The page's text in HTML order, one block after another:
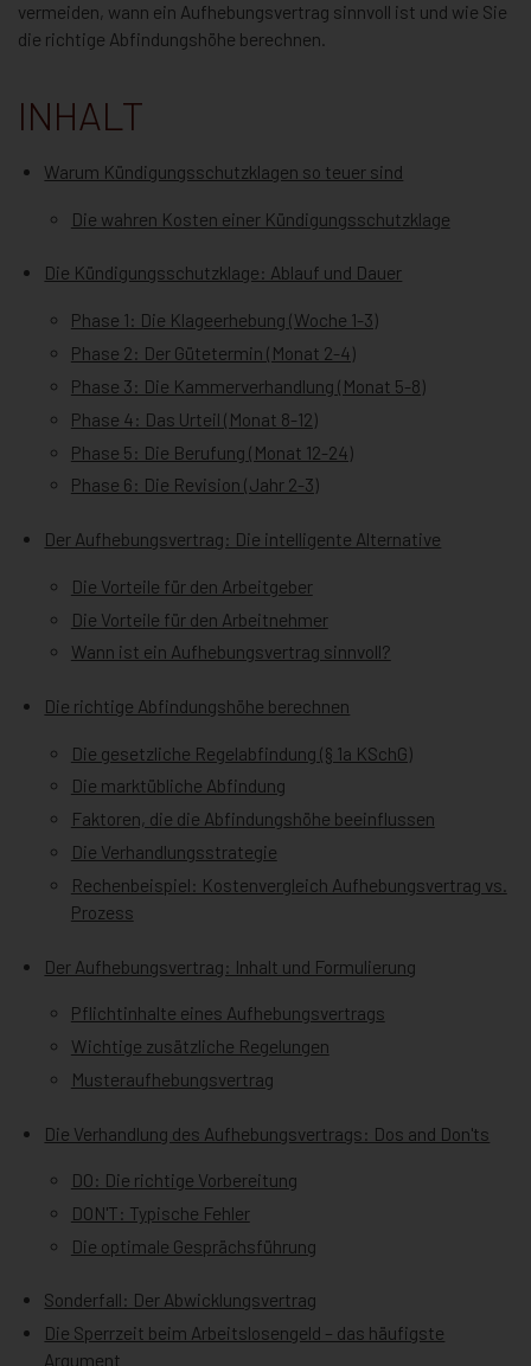
vermeiden, wann ein Aufhebungsvertrag sinnvoll ist und wie Sie
die richtige Abfindungshöhe berechnen.
INHALT
Warum Kündigungsschutzklagen so teuer sind
Die wahren Kosten einer Kündigungsschutzklage
Die Kündigungsschutzklage: Ablauf und Dauer
Phase 1: Die Klageerhebung (Woche 1-3)
Phase 2: Der Gütetermin (Monat 2-4)
Phase 3: Die Kammerverhandlung (Monat 5-8)
Phase 4: Das Urteil (Monat 8-12)
Phase 5: Die Berufung (Monat 12-24)
Phase 6: Die Revision (Jahr 2-3)
Der Aufhebungsvertrag: Die intelligente Alternative
Die Vorteile für den Arbeitgeber
Die Vorteile für den Arbeitnehmer
Wann ist ein Aufhebungsvertrag sinnvoll?
Die richtige Abfindungshöhe berechnen
Die gesetzliche Regelabfindung (§ 1a KSchG)
Die marktübliche Abfindung
Faktoren, die die Abfindungshöhe beeinflussen
Die Verhandlungsstrategie
Rechenbeispiel: Kostenvergleich Aufhebungsvertrag vs.
Prozess
Der Aufhebungsvertrag: Inhalt und Formulierung
Pflichtinhalte eines Aufhebungsvertrags
Wichtige zusätzliche Regelungen
Musteraufhebungsvertrag
Die Verhandlung des Aufhebungsvertrags: Dos and Don'ts
DO: Die richtige Vorbereitung
DON'T: Typische Fehler
Die optimale Gesprächsführung
Sonderfall: Der Abwicklungsvertrag
Die Sperrzeit beim Arbeitslosengeld – das häufigste
Argument